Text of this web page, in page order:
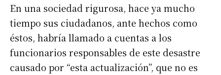
En una sociedad rigurosa, hace ya mucho
tiempo sus ciudadanos, ante hechos como
éstos, habría llamado a cuentas a los
funcionarios responsables de este desastre
causado por “esta actualización”, que no es